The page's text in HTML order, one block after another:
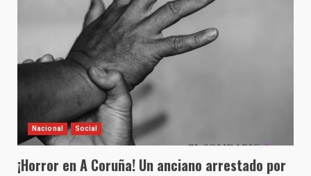
Nacional Social
¡Horror en A Coruña! Un anciano arrestado por